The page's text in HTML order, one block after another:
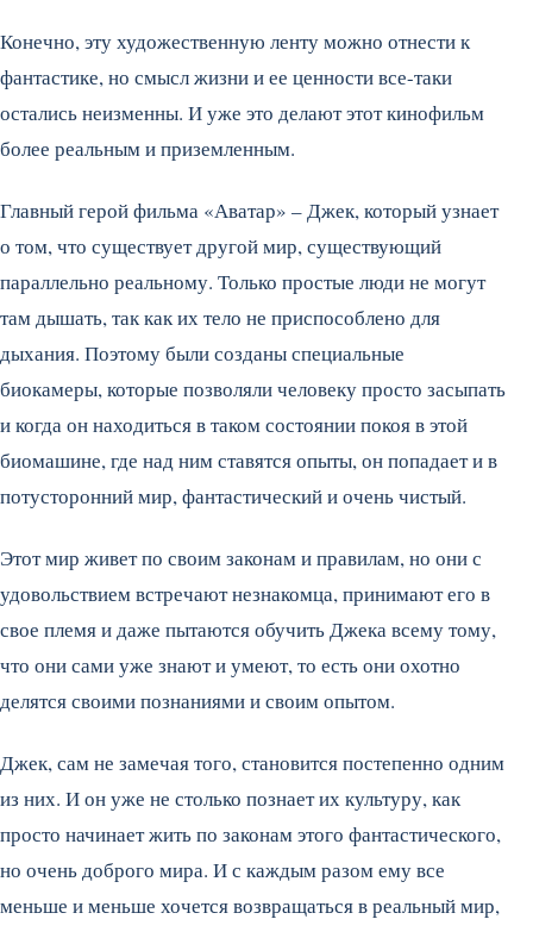
Конечно, эту художественную ленту можно отнести к
фантастике, но смысл жизни и ее ценности все-таки
остались неизменны. И уже это делают этот кинофильм
более реальным и приземленным.
Главный герой фильма «Аватар» – Джек, который узнает
о том, что существует другой мир, существующий
параллельно реальному. Только простые люди не могут
там дышать, так как их тело не приспособлено для
дыхания. Поэтому были созданы специальные
биокамеры, которые позволяли человеку просто засыпать
и когда он находиться в таком состоянии покоя в этой
биомашине, где над ним ставятся опыты, он попадает и в
потусторонний мир, фантастический и очень чистый.
Этот мир живет по своим законам и правилам, но они с
удовольствием встречают незнакомца, принимают его в
свое племя и даже пытаются обучить Джека всему тому,
что они сами уже знают и умеют, то есть они охотно
делятся своими познаниями и своим опытом.
Джек, сам не замечая того, становится постепенно одним
из них. И он уже не столько познает их культуру, как
просто начинает жить по законам этого фантастического,
но очень доброго мира. И с каждым разом ему все
меньше и меньше хочется возвращаться в реальный мир,